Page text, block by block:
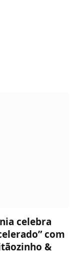
celebra
com
&